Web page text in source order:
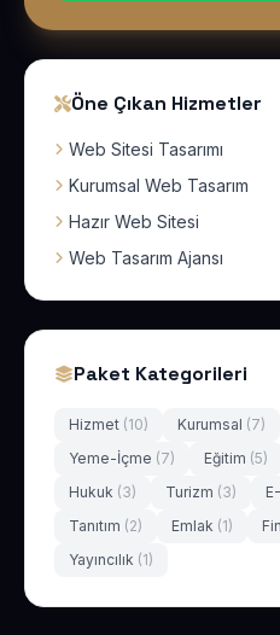
Öne Çıkan Hizmetler
Web Sitesi Tasarımı
Kurumsal Web Tasarım
Hazır Web Sitesi
Web Tasarım Ajansı
Paket Kategorileri
Hizmet (10) Kurumsal (7)
Yeme-İçme (7) Eğitim (5)
Hukuk (3) Turizm (3)
Tanıtım (2) Emlak (1)
Yayıncılık (1)